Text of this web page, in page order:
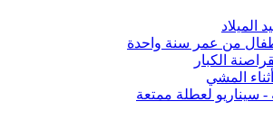
الميلاد
من عمر سنة واحدة
الكبار
المشي
- سيناريو لعطلة ممتعة